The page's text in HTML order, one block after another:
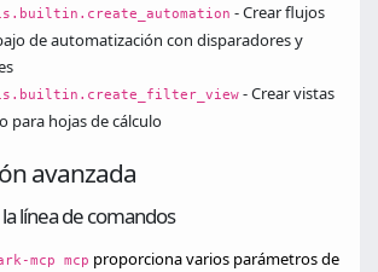
- Crear flujos
de automatización con disparadores y
- Crear vistas
para hojas de cálculo
avanzada
línea de comandos
mcp mcp proporciona varios parámetros de